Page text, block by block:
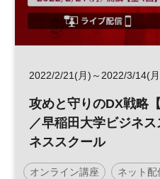
2022/2/21(月)～2022/3/14(
攻めと守りのDX戦略
／早稲田大学ビジネ
ネススクール
オンライン講座 ネット配